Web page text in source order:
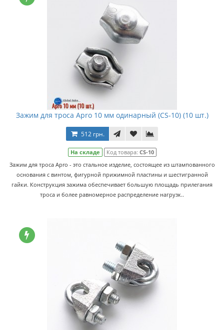
Зажим для троса Apro 10 мм одинарный (CS-10) (10 шт.)
512 грн.
На складе Код товара: CS-10
Зажим для троса Apro - это стальное изделие, состоящее из штампованного
основания с винтом, фигурной прижимной пластины и шестигранной
гайки. Конструкция зажима обеспечивает большую площадь прилегания
троса и более равномерное распределение нагрузк..